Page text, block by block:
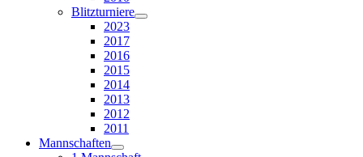
Blitzturniere
2023
2017
2016
2015
2014
2013
2012
2011
Mannschaften